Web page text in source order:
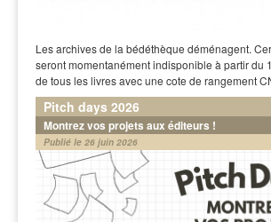
Les archives de la bédéthèque déménagent.
seront momentanément indisponible à partir du
de tous les livres avec une cote de rangement
Pitch days 2026
Montrez vos projets aux éditeurs !
Publié le 26 juin 2026